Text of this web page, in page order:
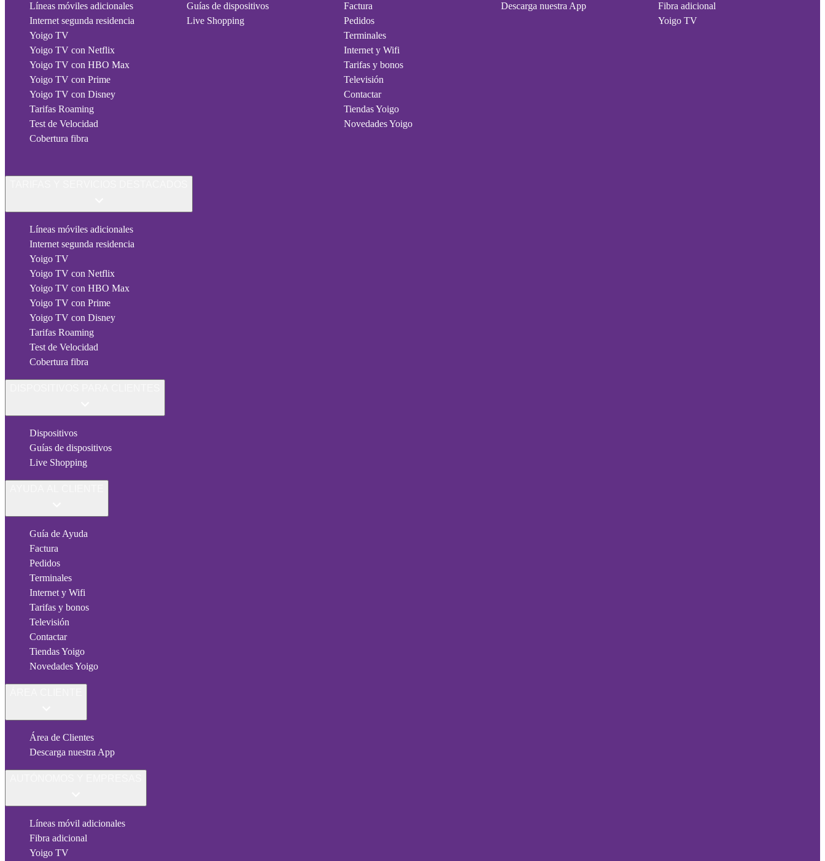
Líneas móviles adicionales
Internet segunda residencia
Yoigo TV
Yoigo TV con Netflix
Yoigo TV con HBO Max
Yoigo TV con Prime
Yoigo TV con Disney
Tarifas Roaming
Test de Velocidad
Cobertura fibra
Guías de dispositivos
Live Shopping
Factura
Pedidos
Terminales
Internet y Wifi
Tarifas y bonos
Televisión
Contactar
Tiendas Yoigo
Novedades Yoigo
Descarga nuestra App
Fibra adicional
Yoigo TV
Líneas móviles adicionales
Internet segunda residencia
Yoigo TV
Yoigo TV con Netflix
Yoigo TV con HBO Max
Yoigo TV con Prime
Yoigo TV con Disney
Tarifas Roaming
Test de Velocidad
Cobertura fibra
Dispositivos
Guías de dispositivos
Live Shopping
Guía de Ayuda
Factura
Pedidos
Terminales
Internet y Wifi
Tarifas y bonos
Televisión
Contactar
Tiendas Yoigo
Novedades Yoigo
Área de Clientes
Descarga nuestra App
Líneas móvil adicionales
Fibra adicional
Yoigo TV